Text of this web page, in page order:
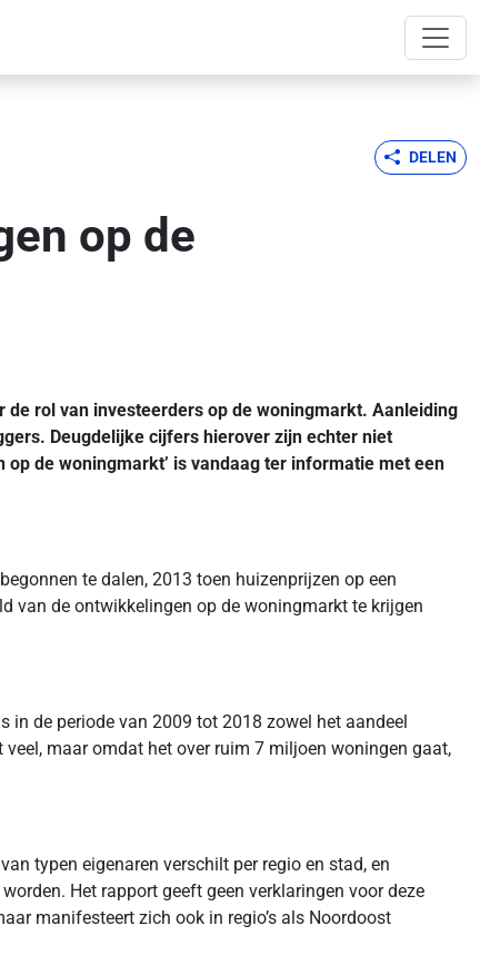
DELEN
op de
rol van investeerders op de woningmarkt. Aanleiding
Deugdelijke cijfers hierover zijn echter niet
de woningmarkt’ is vandaag ter informatie met een
te dalen, 2013 toen huizenprijzen op een
van de ontwikkelingen op de woningmarkt te krijgen
in de periode van 2009 tot 2018 zowel het aandeel
maar omdat het over ruim 7 miljoen woningen gaat,
typen eigenaren verschilt per regio en stad, en
Het rapport geeft geen verklaringen voor deze
manifesteert zich ook in regio’s als Noordoost